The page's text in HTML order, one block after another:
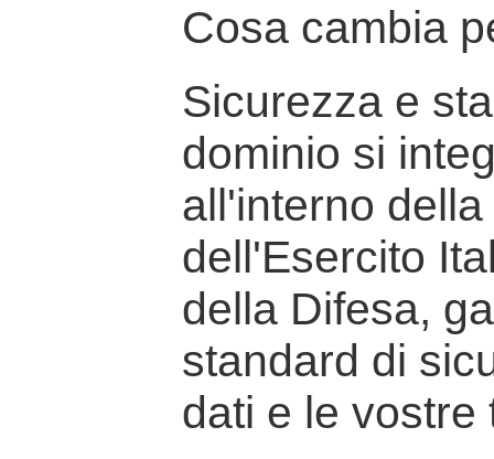
Cosa cambia
Sicurezza e
dominio si
all'interno
dell'Esercito
della Difesa,
standard di
dati e le vostre